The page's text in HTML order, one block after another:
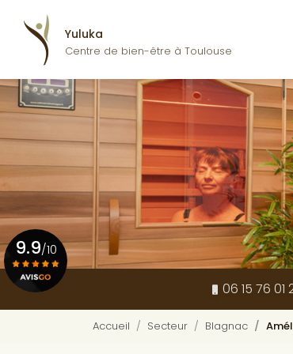
contenu
principal
Yuluka
Centre de bien-être à Toulouse
06 15 76 01
9.9/10
Accueil Secteur Blagnac